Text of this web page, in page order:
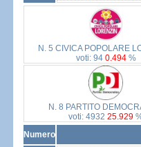
N. 5 CIVICA POPOLARE
voti: 94 0.494 %
N. 8 PARTITO
voti: 4932 25.929
Numero